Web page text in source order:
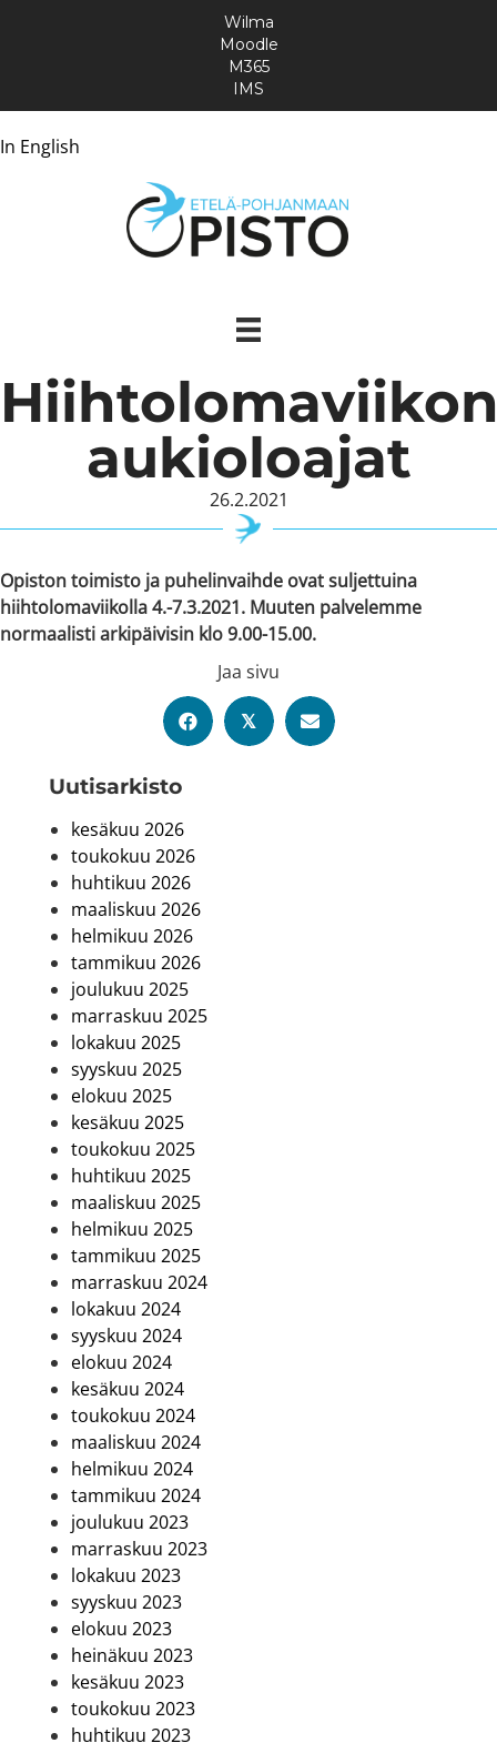
In English
Wilma
Moodle
M365
IMS
aukioloajat
26.2.2021
Uutis­arkisto
kesäkuu 2026
toukokuu 2026
huhtikuu 2026
maaliskuu 2026
helmikuu 2026
tammikuu 2026
joulukuu 2025
marraskuu 2025
lokakuu 2025
syyskuu 2025
elokuu 2025
kesäkuu 2025
toukokuu 2025
huhtikuu 2025
maaliskuu 2025
helmikuu 2025
tammikuu 2025
marraskuu 2024
lokakuu 2024
syyskuu 2024
elokuu 2024
kesäkuu 2024
toukokuu 2024
maaliskuu 2024
helmikuu 2024
tammikuu 2024
joulukuu 2023
marraskuu 2023
lokakuu 2023
syyskuu 2023
elokuu 2023
heinäkuu 2023
kesäkuu 2023
toukokuu 2023
huhtikuu 2023
Opiston toimisto ja puhelinvaihde ovat suljettuina
hiihtolomaviikolla 4.-7.3.2021. Muuten palvelemme
normaalisti arkipäivisin klo 9.00-15.00.
Jaa sivu
𝕏